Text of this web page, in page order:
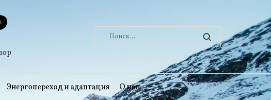
Найти:
Энергопереход и адаптация О нас